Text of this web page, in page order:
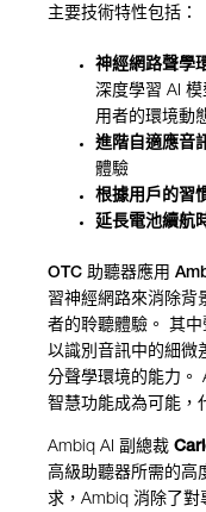
主要技術特性包括：
神經網路聲學
深度學習 AI
用者的環境動
進階自適應音
體驗
根據用戶的習
延長電池續航
OTC 助聽器應用
習神經網路來消除背
者的聆聽體驗。 其
以識別音訊中的細微
分聲學環境的能力。
智慧功能成為可能，
Ambiq AI 副總裁
高級助聽器所需的高
求， Ambiq 消除了對